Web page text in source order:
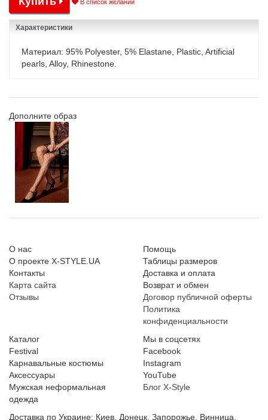
В список желаний
Характеристики
Материал: 95% Polyester, 5% Elastane, Plastic, Artificial
pearls, Alloy, Rhinestone.
Дополните образ
О нас
О проекте X-STYLE.UA
Контакты
Карта сайта
Отзывы
Помощь
Таблицы размеров
Доставка и оплата
Возврат и обмен
Договор публичной оферты
Политика
конфиденциальности
Каталог
Festival
Карнавальные костюмы
Аксессуары
Мужская неформальная
одежда
Мы в соцсетях
Facebook
Instagram
YouTube
Блог X-Style
Доставка по Украине: Киев, Донецк, Запорожье, Винница,